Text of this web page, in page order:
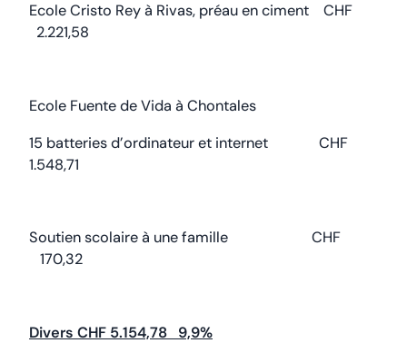
Ecole Cristo Rey à Rivas, préau en ciment CHF
2.221,58
Ecole Fuente de Vida à Chontales
15 batteries d’ordinateur et internet CHF
1.548,71
Soutien scolaire à une famille CHF
170,32
Divers CHF 5.154,78 9,9%